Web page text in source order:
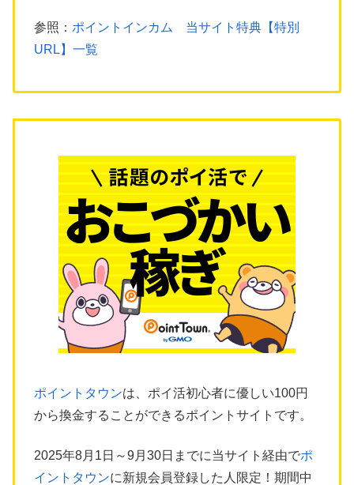
参照： ポイントインカム 当サイト特典【特別
URL】一覧
ポイントタウンは、ポイ活初心者に優しい100円
から換金することができるポイントサイトです。
2025年8月1日～9月30日までに当サイト経由でポ
イントタウンに新規会員登録した人限定！期間中